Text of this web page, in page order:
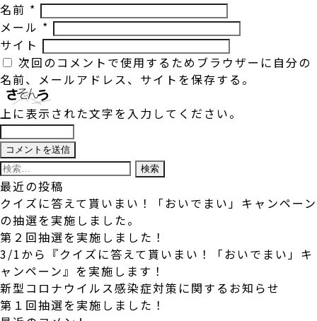
名前 *
メール *
サイト
次回のコメントで使用するためブラウザーに自分の
名前、メールアドレス、サイトを保存する。
上に表示された文字を入力してください。
検
索:
最近の投稿
クイズに答えて貰いまい！「おいでまい」キャンペーン
の抽選を実施しました。
第２回抽選を実施しました！
3/1から『クイズに答えて貰いまい！「おいでまい」キ
ャンペーン』を実施します！
新型コロナウイルス感染症対策に関するお知らせ
第１回抽選を実施しました！